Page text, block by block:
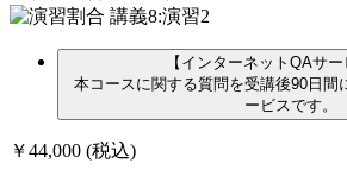
【インターネットQAサー
本コースに関する質問を受講後90日間
ービスです。
￥44,000 (税込)